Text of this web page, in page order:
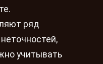
ряд
учитывать